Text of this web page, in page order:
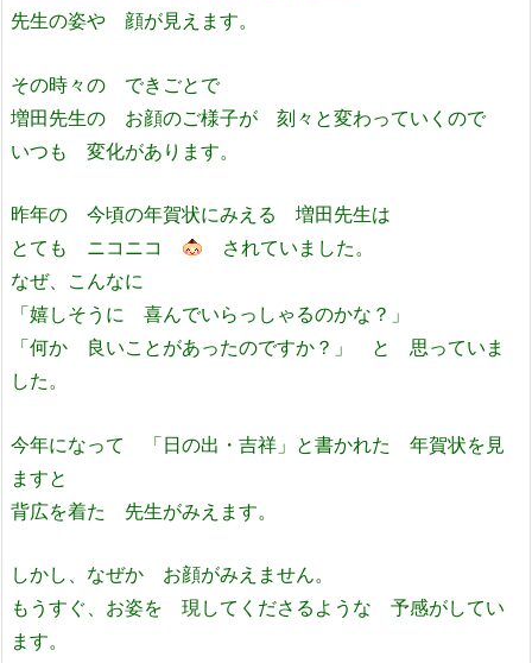
先生の姿や 顔が見えます。
その時々の できごとで
増田先生の お顔のご様子が 刻々と変わっていくので
いつも 変化があります。
昨年の 今頃の年賀状にみえる 増田先生は
とても ニコニコ
されていました。
なぜ、こんなに
「嬉しそうに 喜んでいらっしゃるのかな？」
「何か 良いことがあったのですか？」 と 思っていま
した。
今年になって 「日の出・吉祥」と書かれた 年賀状を見
ますと
背広を着た 先生がみえます。
しかし、なぜか お顔がみえません。
もうすぐ、お姿を 現してくださるような 予感がしてい
ます。